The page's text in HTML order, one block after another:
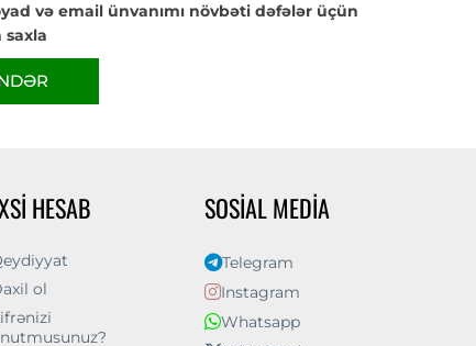
və email ünvanımı növbəti dəfələr üçün
saxla
HESAB
ol
SOSIAL MEDIA
Telegram
Instagram
Whatsapp